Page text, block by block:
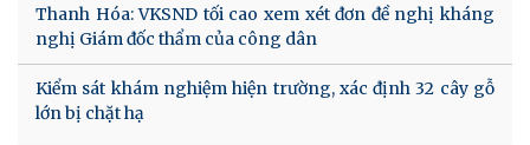
Thanh Hóa: VKSND tối cao xem xét đơn đề nghị kháng
nghị Giám đốc thẩm của công dân
Kiểm sát khám nghiệm hiện trường, xác định 32 cây gỗ
lớn bị chặt hạ